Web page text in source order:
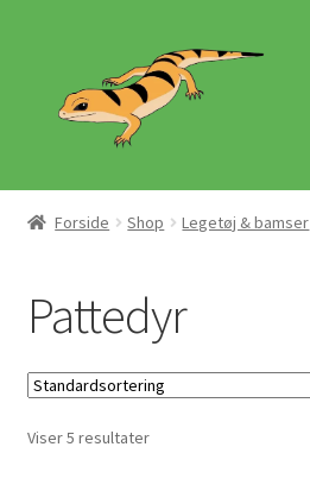
navigation
indhold
Hjem
Mærker
Pasningsvejledninger
Forside Shop Legetøj & bamser
Pattedyr
Viser 5 resultater